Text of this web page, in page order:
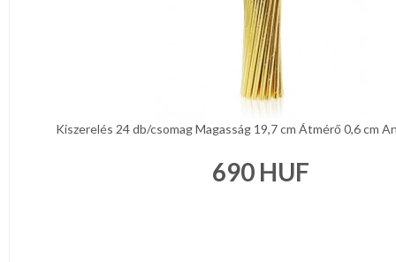
Kiszerelés 24 db/csomag Magasság 19,7 cm Átmérő 0,6 cm
690HUF